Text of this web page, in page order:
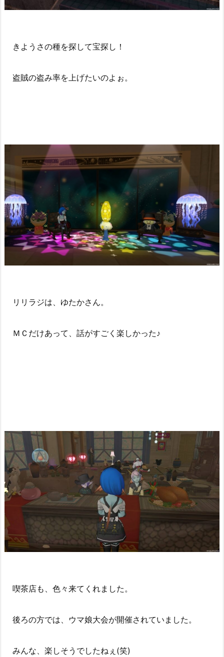
きようさの種を探して宝探し！
盗賊の盗み率を上げたいのよぉ。
リリラジは、ゆたかさん。
ＭＣだけあって、話がすごく楽しかった♪
喫茶店も、色々来てくれました。
後ろの方では、ウマ娘大会が開催されていました。
みんな、楽しそうでしたねぇ(笑)